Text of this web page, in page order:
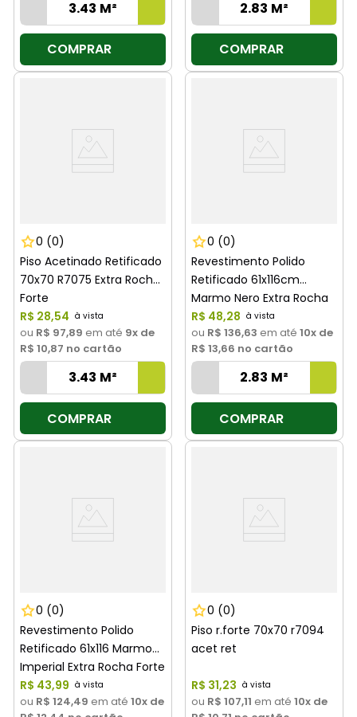
COMPRAR COMPRAR
0 (0)
Piso Acetinado Retificado
70x70 R7075 Extra Rocha
Forte
R$ 28,54
ou R$ 97,89 em até 9x de
R$ 10,87 no cartão
COMPRAR
0 (0)
Revestimento Polido
Retificado 61x116cm
Marmo Nero Extra Rocha
forte
R$ 48,28
ou R$ 136,63 em até 10x de
R$ 13,66 no cartão
COMPRAR
0 (0)
Revestimento Polido
Retificado 61x116 Marmo
Imperial Extra Rocha Forte
R$ 43,99
ou R$ 124,49 em até 10x de
0 (0)
Piso r.forte 70x70 r7094
acet ret
R$ 31,23
ou R$ 107,11 em até 10x de